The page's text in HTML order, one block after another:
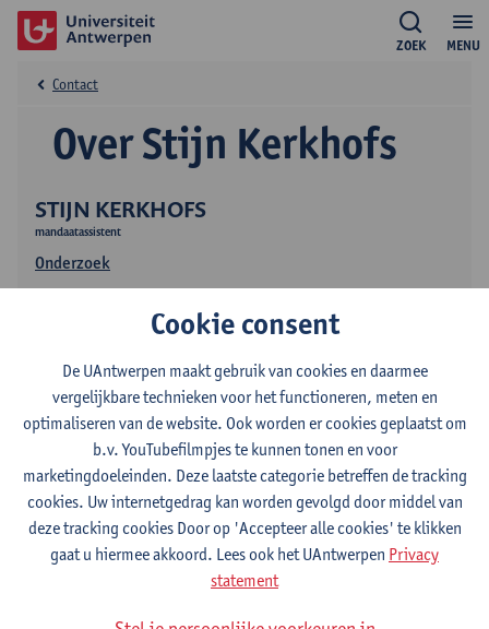
MENU
ZOEK
STIJN KERKHOFS
mandaatassistent
Onderzoek
Over Stijn Kerkhofs
Contact
Afdeling
Departement Opleidings- en Onderwijswetenschappen
Cookie consent
De UAntwerpen maakt gebruik van cookies en daarmee
vergelijkbare technieken voor het functioneren, meten en
optimaliseren van de website. Ook worden er cookies geplaatst om
b.v. YouTubefilmpjes te kunnen tonen en voor
marketingdoeleinden. Deze laatste categorie betreffen de tracking
cookies. Uw internetgedrag kan worden gevolgd door middel van
deze tracking cookies Door op 'Accepteer alle cookies' te klikken
gaat u hiermee akkoord. Lees ook het UAntwerpen Privacy
statement